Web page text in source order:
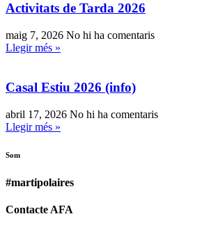
Activitats de Tarda 2026
maig 7, 2026 No hi ha comentaris
Llegir més »
Casal Estiu 2026 (info)
abril 17, 2026 No hi ha comentaris
Llegir més »
Som
#martipolaires
Contacte AFA